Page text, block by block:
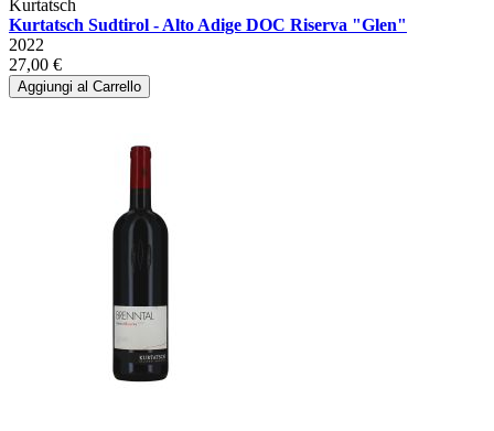
Kurtatsch
Kurtatsch Sudtirol - Alto Adige DOC Riserva "Glen"
2022
27,00 €
Aggiungi al Carrello